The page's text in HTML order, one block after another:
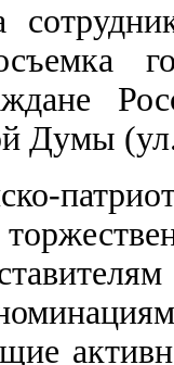
Думы